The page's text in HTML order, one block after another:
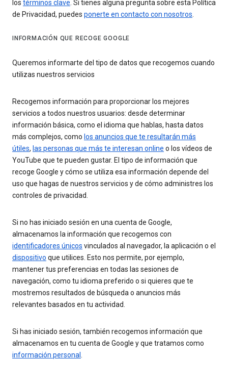
los términos clave. Si tienes alguna pregunta sobre esta Política
de Privacidad, puedes ponerte en contacto con nosotros.
INFORMACIÓN QUE RECOGE GOOGLE
Queremos informarte del tipo de datos que recogemos cuando
utilizas nuestros servicios
Recogemos información para proporcionar los mejores
servicios a todos nuestros usuarios: desde determinar
información básica, como el idioma que hablas, hasta datos
más complejos, como los anuncios que te resultarán más
útiles, las personas que más te interesan online o los vídeos de
YouTube que te pueden gustar. El tipo de información que
recoge Google y cómo se utiliza esa información depende del
uso que hagas de nuestros servicios y de cómo administres los
controles de privacidad.
Si no has iniciado sesión en una cuenta de Google,
almacenamos la información que recogemos con
identificadores únicos vinculados al navegador, la aplicación o el
dispositivo que utilices. Esto nos permite, por ejemplo,
mantener tus preferencias en todas las sesiones de
navegación, como tu idioma preferido o si quieres que te
mostremos resultados de búsqueda o anuncios más
relevantes basados en tu actividad.
Si has iniciado sesión, también recogemos información que
almacenamos en tu cuenta de Google y que tratamos como
información personal.